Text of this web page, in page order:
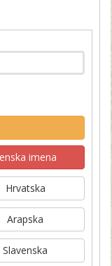
imena
Hrvatska
Arapska
Slavenska